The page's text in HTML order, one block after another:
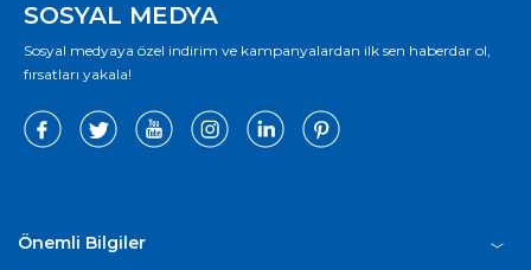
SOSYAL MEDYA
Sosyal medyaya özel indirim ve kampanyalardan ilk sen haberdar ol,
fırsatları yakala!
Önemli Bilgiler